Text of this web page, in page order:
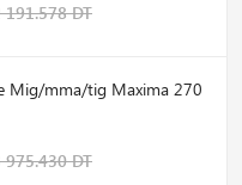
191.578 DT
Mig/mma/tig Maxima 270
975.430 DT